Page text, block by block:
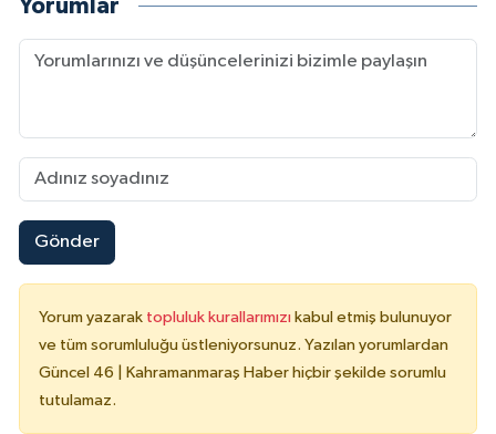
Yorumlar
Gönder
Yorum yazarak topluluk kurallarımızı kabul etmiş bulunuyor
ve tüm sorumluluğu üstleniyorsunuz. Yazılan yorumlardan
Güncel 46 | Kahramanmaraş Haber hiçbir şekilde sorumlu
tutulamaz.